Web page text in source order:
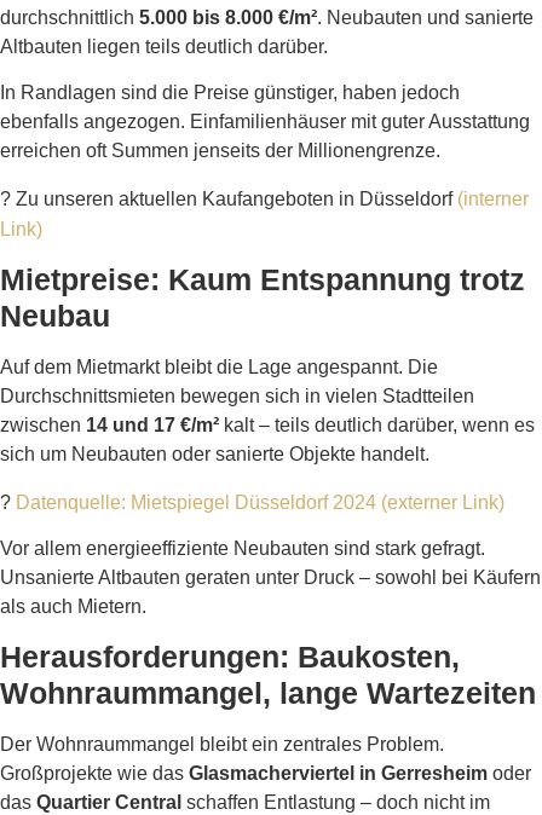
durchschnittlich 5.000 bis 8.000 €/m². Neubauten und sanierte
Altbauten liegen teils deutlich darüber.
In Randlagen sind die Preise günstiger, haben jedoch
ebenfalls angezogen. Einfamilienhäuser mit guter Ausstattung
erreichen oft Summen jenseits der Millionengrenze.
? Zu unseren aktuellen Kaufangeboten in Düsseldorf (interner
Link)
Mietpreise: Kaum Entspannung trotz
Neubau
Auf dem Mietmarkt bleibt die Lage angespannt. Die
Durchschnittsmieten bewegen sich in vielen Stadtteilen
zwischen 14 und 17 €/m² kalt – teils deutlich darüber, wenn es
sich um Neubauten oder sanierte Objekte handelt.
? Datenquelle: Mietspiegel Düsseldorf 2024 (externer Link)
Vor allem energieeffiziente Neubauten sind stark gefragt.
Unsanierte Altbauten geraten unter Druck – sowohl bei Käufern
als auch Mietern.
Herausforderungen: Baukosten,
Wohnraummangel, lange Wartezeiten
Der Wohnraummangel bleibt ein zentrales Problem.
Großprojekte wie das Glasmacherviertel in Gerresheim oder
das Quartier Central schaffen Entlastung – doch nicht im